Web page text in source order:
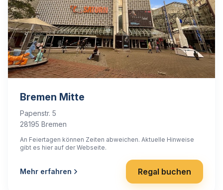
Bremen Mitte
Papenstr. 5
28195 Bremen
An Feiertagen können Zeiten abweichen. Aktuelle Hinweise
gibt es hier auf der Webseite.
Mehr erfahren Regal buchen